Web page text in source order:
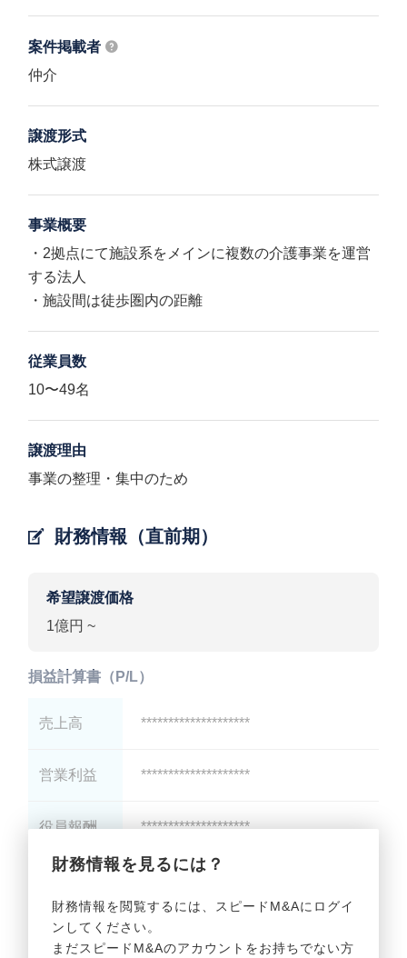
案件掲載者
仲介
譲渡形式
株式譲渡
事業概要
・2拠点にて施設系をメインに複数の介護事業を運営
する法人
・施設間は徒歩圏内の距離
従業員数
10〜49名
譲渡理由
事業の整理・集中のため
財務情報（直前期）
希望譲渡価格
1億円 ~
財務情報を見るには？
財務情報を閲覧するには、スピードM&Aにログイ
ンしてください。
まだスピードM&Aのアカウントをお持ちでない方
損益計算書（P/L）
売上高 ********************
営業利益 ********************
役員報酬 ********************
貸借対照表（B/S）